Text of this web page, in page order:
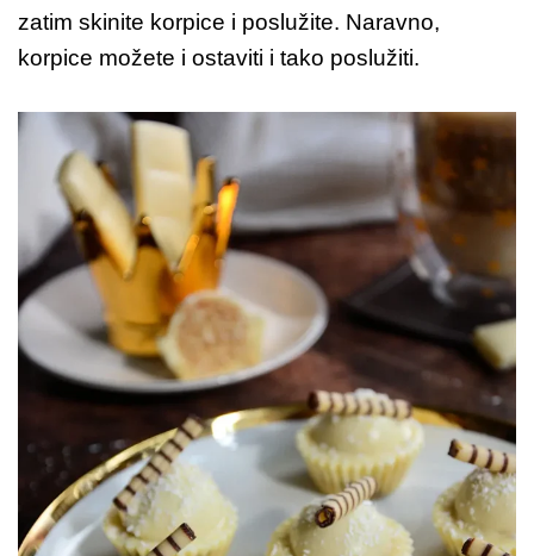
zatim skinite korpice i poslužite. Naravno,
korpice možete i ostaviti i tako poslužiti.